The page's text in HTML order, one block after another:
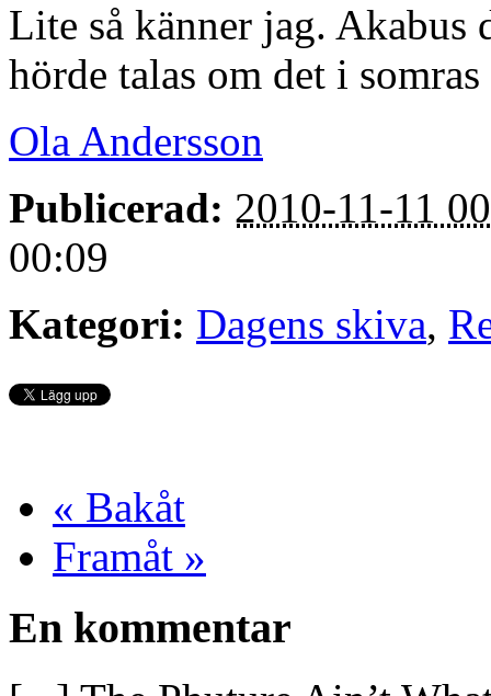
Lite så känner jag. Akabus
hörde talas om det i
Ola Andersson
Publicerad: 2010-11-11
00:09
Kategori: Dagens skiva,
« Bakåt
Framåt »
En kommentar